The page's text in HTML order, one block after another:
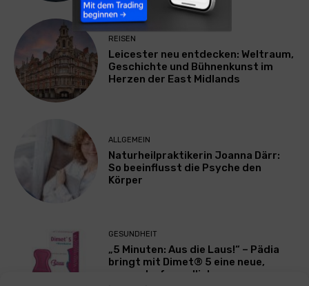
REISEN
Leicester neu entdecken: Weltraum,
Geschichte und Bühnenkunst im
Herzen der East Midlands
ALLGEMEIN
Naturheilpraktikerin Joanna Därr:
So beeinflusst die Psyche den
Körper
GESUNDHEIT
„5 Minuten: Aus die Laus!“ – Pädia
bringt mit Dimet® 5 eine neue,
anwenderfreundliche